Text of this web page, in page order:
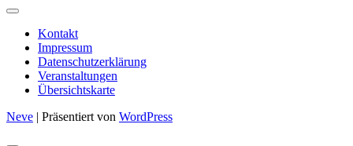
Kontakt
Impressum
Datenschutzerklärung
Veranstaltungen
Übersichtskarte
Neve | Präsentiert von WordPress